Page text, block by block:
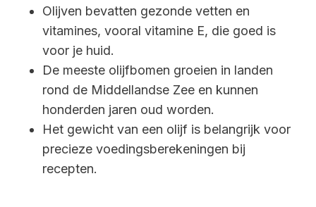
Olijven bevatten gezonde vetten en
vitamines, vooral vitamine E, die goed is
voor je huid.
De meeste olijfbomen groeien in landen
rond de Middellandse Zee en kunnen
honderden jaren oud worden.
Het gewicht van een olijf is belangrijk voor
precieze voedingsberekeningen bij
recepten.